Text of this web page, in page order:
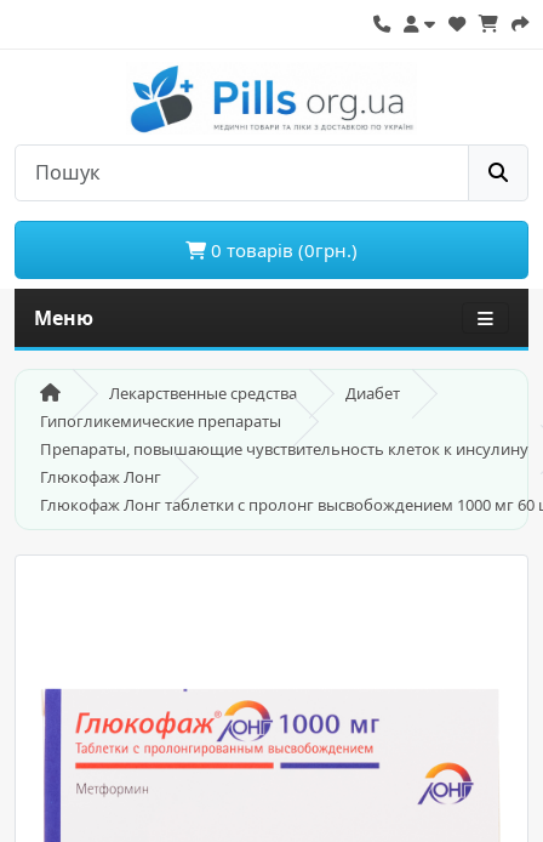
0 товарів (0грн.)
Меню
Лекарственные средства
Диабет
Гипогликемические препараты
Препараты, повышающие чувствительность клеток к инсулину
Глюкофаж Лонг
Глюкофаж Лонг таблетки с пролонг высвобождением 1000 мг 60